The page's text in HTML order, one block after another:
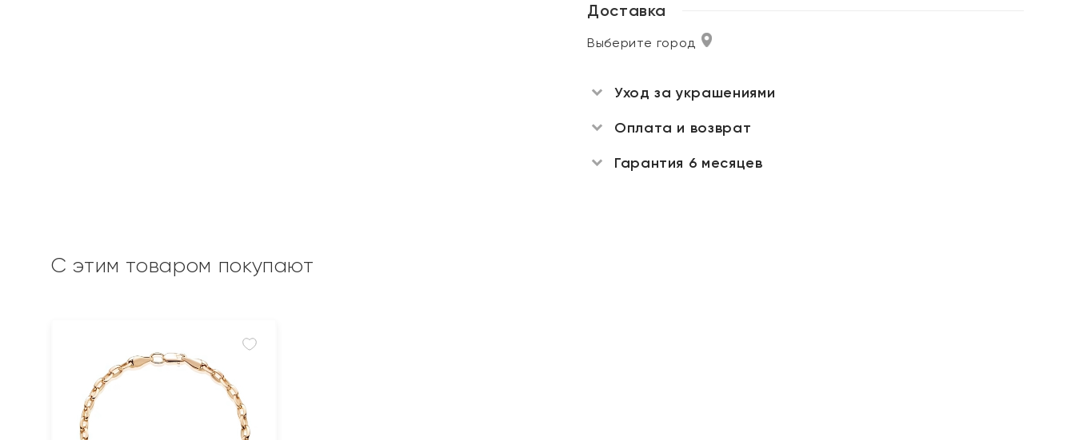
Доставка
Выберите город
Уход за украшениями
Оплата и возврат
Гарантия 6 месяцев
С этим товаром покупают